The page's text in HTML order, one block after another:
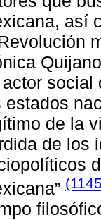
así
social
estados
de la
de los